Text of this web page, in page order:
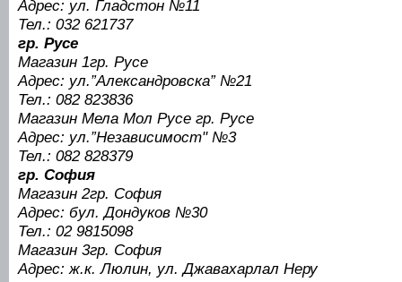
Адрес: ул. Гладстон №11
Тел.: 032 621737
гр. Русе
Магазин 1гр. Русе
Адрес: ул.”Александровска” №21
Тел.: 082 823836
Магазин Мела Мол Русе гр. Русе
Адрес: ул.”Независимост" №3
Тел.: 082 828379
гр. София
Магазин 2гр. София
Адрес: бул. Дондуков №30
Тел.: 02 9815098
Магазин 3гр. София
Адрес: ж.к. Люлин, ул. Джавахарлал Неру